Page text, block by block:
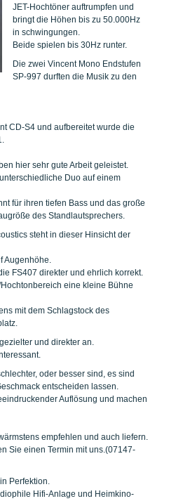
JET-Hochtöner auftrumpfen und
bringt die Höhen bis zu 50.000Hz
in schwingungen.
Beide spielen bis 30Hz runter.
Die zwei Vincent Mono Endstufen
SP-997 durften die Musik zu den
CD-S4 und aufbereitet wurde die
hier sehr gute Arbeit geleistet.
Duo auf einem
für ihren tiefen Bass und das große
des Standlautsprechers.
steht in dieser Hinsicht der
Augenhöhe.
FS407 direkter und ehrlich korrekt.
eine kleine Bühne
mit dem Schlagstock des
und direkter an.
oder besser sind, es sind
entscheiden lassen.
Auflösung und machen
empfehlen und auch liefern.
Sie einen Termin mit uns.(07147-
Perfektion.
Hifi-Anlage und Heimkino-